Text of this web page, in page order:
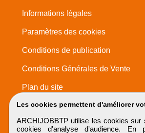
Les cookies permettent d'améliorer
ARCHIJOBBTP utilise les cookies sur
cookies d'analyse d'audience. En
Informations légales
Paramètres des cookies
Conditions de publication
Conditions Générales de Vente
Plan du site